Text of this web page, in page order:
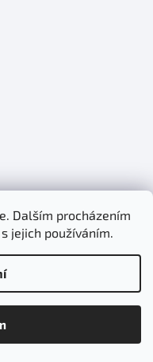
Dalším procházením
jejich používáním.